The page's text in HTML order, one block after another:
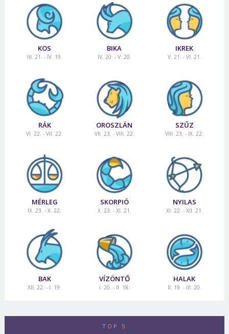
KOS
III. 21. - IV. 19.
BIKA
IV. 20. - V. 20.
IKREK
V. 21. - VI. 21.
RÁK
VI. 22. - VII. 22.
OROSZLÁN
VII. 23. - VIII. 22.
SZŰZ
VIII. 23. - IX. 22.
MÉRLEG
IX. 23. - X. 22.
SKORPIÓ
X. 23. - XI. 21.
NYILAS
XI. 22. - XII. 21.
BAK
XII. 22. - I. 19.
VÍZÖNTŐ
I. 20. - II. 18.
HALAK
II. 19. - III. 20.
TOP 5